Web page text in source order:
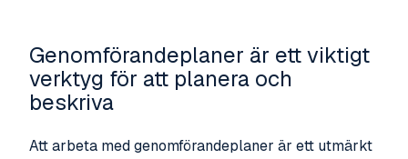
Genomförandeplaner är ett viktigt
verktyg för att planera och
beskriva
Att arbeta med genomförandeplaner är ett utmärkt